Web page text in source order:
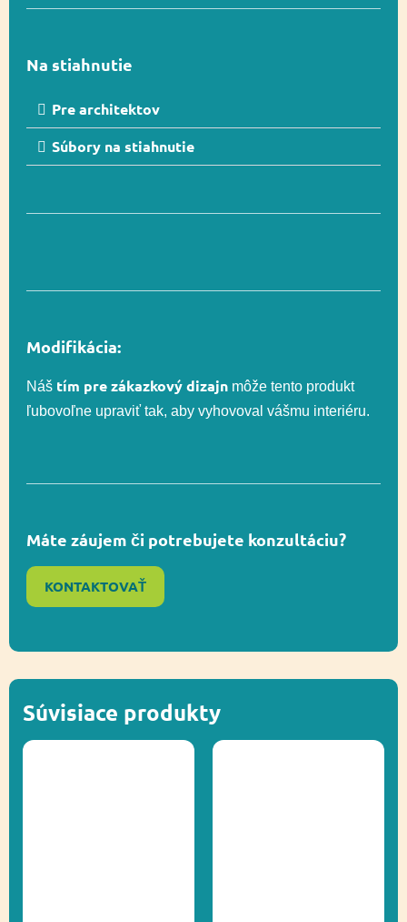
Vyvažovanie,
Počet používateľov 10
EN 1176-1
Rozmer
Rozmer
ca. 555 x 475 cm (ca.
Výška voľného
Funkčnosť
Socializácia,
Na stiahnutie
Pre architektov
Súbory na stiahnutie
Modifikácia:
Náš tím pre zákazkový dizajn môže tento produkt
ľubovoľne upraviť tak, aby vyhovoval vášmu interiéru.
Máte záujem či potrebujete konzultáciu?
KONTAKTOVAŤ
Súvisiace produkty